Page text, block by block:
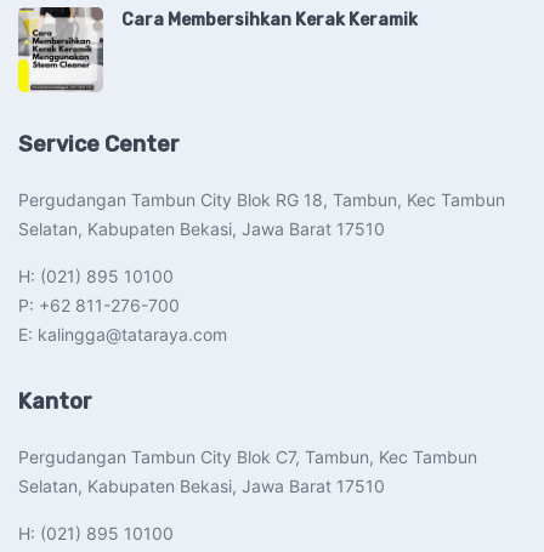
Cara Membersihkan Kerak Keramik
Service Center
Pergudangan Tambun City Blok RG 18, Tambun, Kec Tambun
Selatan, Kabupaten Bekasi, Jawa Barat 17510​
H: (021) 895 10100
P: +62 811-276-700
E: kalingga@tataraya.com
Kantor
Pergudangan Tambun City Blok C7, Tambun, Kec Tambun
Selatan, Kabupaten Bekasi, Jawa Barat 17510​
H: (021) 895 10100